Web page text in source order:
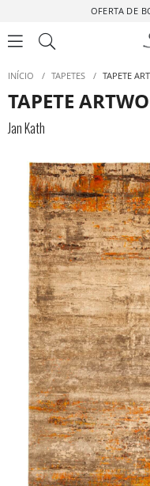
OFERTA DE
INÍCIO / TAPETES / TAPETE
TAPETE
Jan Kath